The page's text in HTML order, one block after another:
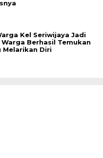
Kel Seriwijaya Jadi
Berhasil Temukan
Melarikan Diri